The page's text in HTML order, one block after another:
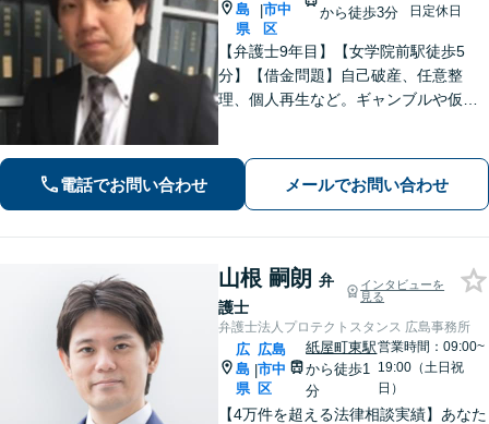
島
県
|市中
区
から徒歩3分
日定休日
【弁護士9年目】【女学院前駅徒歩5
分】【借金問題】自己破産、任意整
理、個人再生など。ギャンブルや仮想
などご相談ください【夜間土日祝相談
可】【初回相談無料】【Zoom面談可】
電話でお問い合わせ メールでお問い合わせ
山根 嗣朗 弁
護士
インタビューを
見る
弁護士法人プロテクトスタンス 広島事務所
広
島
県
|
広島
市中
区
紙屋町東駅
から徒歩1
分
営業時間：09:00~
19:00（土日祝
日）
【4万件を超える法律相談実績】あなた